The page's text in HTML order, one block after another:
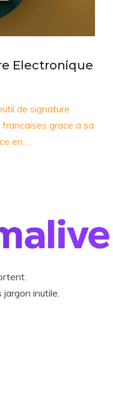
Electronique
de signature
grace a sa
en…
inutile.